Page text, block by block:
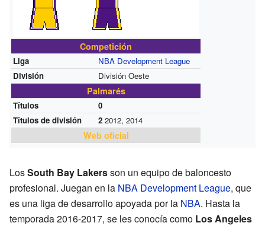
Competición
Liga
NBA Development League
División
División Oeste
Palmarés
Títulos
0
Títulos de división
22012, 2014
Web oficial
LosSouth Bay Lakersson un equipo de baloncesto
profesional. Juegan en la NBA Development League, que
es una liga de desarrollo apoyada por la NBA. Hasta la
temporada 2016-2017, se les conocía como Los Angeles